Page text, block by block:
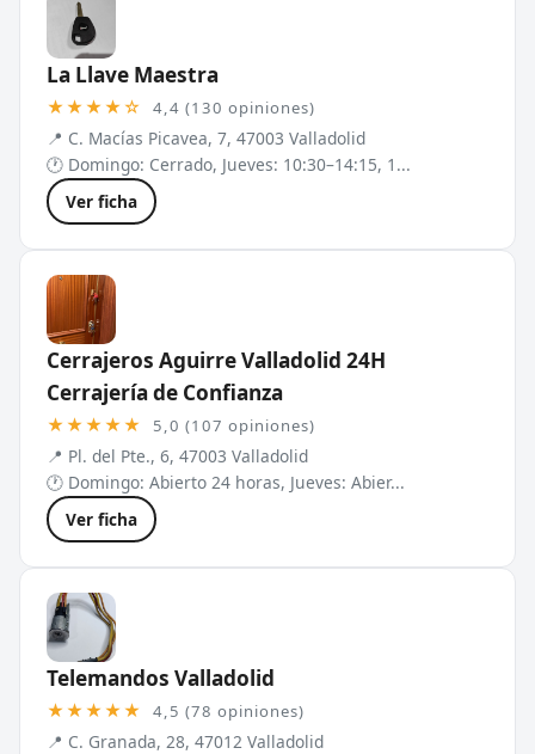
La Llave Maestra
★★★★☆ 4,4 (130 opiniones)
📍 C. Macías Picavea, 7, 47003 Valladolid
🕐 Domingo: Cerrado, Jueves: 10:30–14:15, 1...
Ver ficha
Cerrajeros Aguirre Valladolid 24H
Cerrajería de Confianza
★★★★★ 5,0 (107 opiniones)
📍 Pl. del Pte., 6, 47003 Valladolid
🕐 Domingo: Abierto 24 horas, Jueves: Abier...
Ver ficha
Telemandos Valladolid
★★★★★ 4,5 (78 opiniones)
📍 C. Granada, 28, 47012 Valladolid